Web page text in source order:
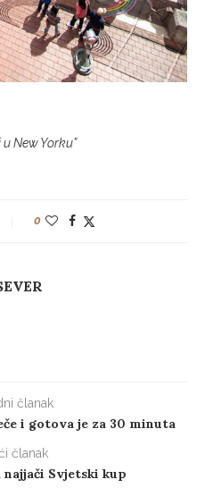
New Yorku”
0
članak
i gotova je za 30 minuta
članak
najjači Svjetski kup